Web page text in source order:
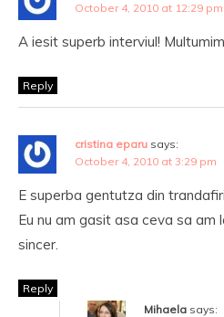
October 4, 2010 at 12:29 pm
A iesit superb interviul!
Reply
cristina eparu says:
October 4, 2010 at 3:29 pm
E superba gentutza din
Eu nu am gasit asa ceva sa am
sincer.
Reply
Mihaela says: